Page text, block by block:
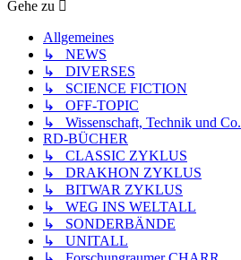
Gehe zu
Allgemeines
↳ NEWS
↳ DIVERSES
↳ SCIENCE FICTION
↳ OFF-TOPIC
↳ Wissenschaft, Technik und Co.
RD-BÜCHER
↳ CLASSIC ZYKLUS
↳ DRAKHON ZYKLUS
↳ BITWAR ZYKLUS
↳ WEG INS WELTALL
↳ SONDERBÄNDE
↳ UNITALL